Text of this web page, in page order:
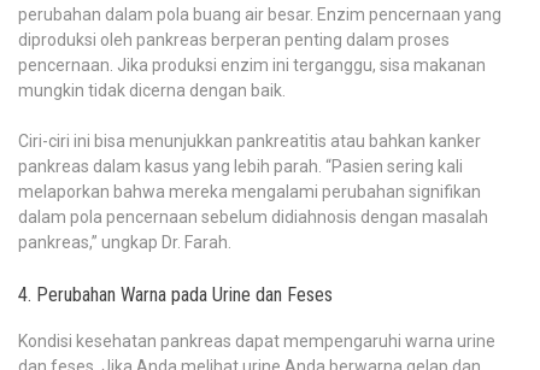
perubahan dalam pola buang air besar. Enzim pencernaan yang
diproduksi oleh pankreas berperan penting dalam proses
pencernaan. Jika produksi enzim ini terganggu, sisa makanan
mungkin tidak dicerna dengan baik.
Ciri-ciri ini bisa menunjukkan pankreatitis atau bahkan kanker
pankreas dalam kasus yang lebih parah. “Pasien sering kali
melaporkan bahwa mereka mengalami perubahan signifikan
dalam pola pencernaan sebelum didiahnosis dengan masalah
pankreas,” ungkap Dr. Farah.
4. Perubahan Warna pada Urine dan Feses
Kondisi kesehatan pankreas dapat mempengaruhi warna urine